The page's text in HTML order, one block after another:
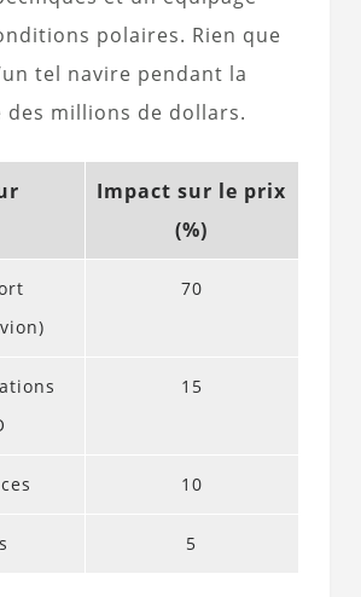
polaires. Rien que
tel navire pendant la
des millions de dollars.
Impact sur le prix
(%)
70
15
10
5